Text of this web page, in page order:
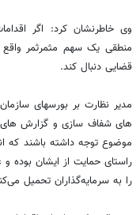
وی خاطرنشان کرد: اگر
منطقی یک سهم مثمرثمر واقع
قضایی دنبال کند.
مدیر نظارت بر بورسهای
های شفاف سازی و گزارش های
موضوع توجه داشته باشند که
راستای حمایت از ایشان بوده
را به سرمایه‌گذاران تحمیل